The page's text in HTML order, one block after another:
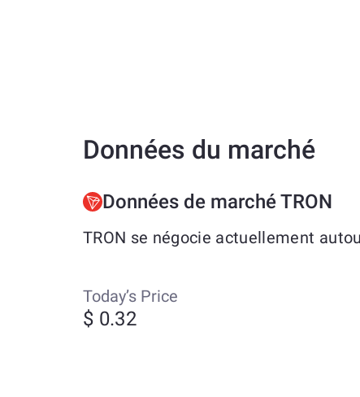
Données du marché
Données de marché TRON
TRON se négocie actuellement
Today’s Price
$ 0.32